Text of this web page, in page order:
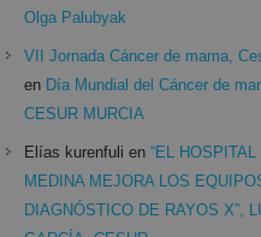
Olga Palubyak
VII Jornada Cáncer de mama,
en Día Mundial del Cáncer de
CESUR MURCIA
Elías kurenfuli en“EL HOSPITAL
MEDINA MEJORA LOS
DIAGNÓSTICO DE RAYOS X”,